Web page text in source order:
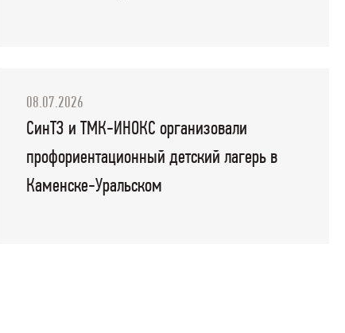
08.07.2026
СинТЗ и ТМК-ИНОКС организовали
профориентационный детский лагерь в
Каменске-Уральском